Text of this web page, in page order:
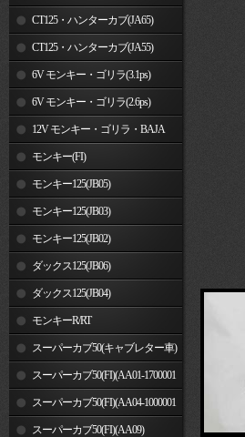
CT125・ハンターカブ(JA65)
CT125・ハンターカブ(JA55)
6V モンキー・ゴリラ(3.1ps)
6V モンキー・ゴリラ(2.6ps)
12V モンキー・ゴリラ・BAJA
モンキー(FI)
モンキー125(JB05)
モンキー125(JB03)
モンキー125(JB02)
ダックス125(JB06)
ダックス125(JB04)
モンキーR/RT
スーパーカブ50(キャブレター車)
スーパーカブ50(FI)(AA01-1700001
～) スーパーカブ50(FI)(AA04-1000001
～) スーパーカブ50(FI)(AA09)